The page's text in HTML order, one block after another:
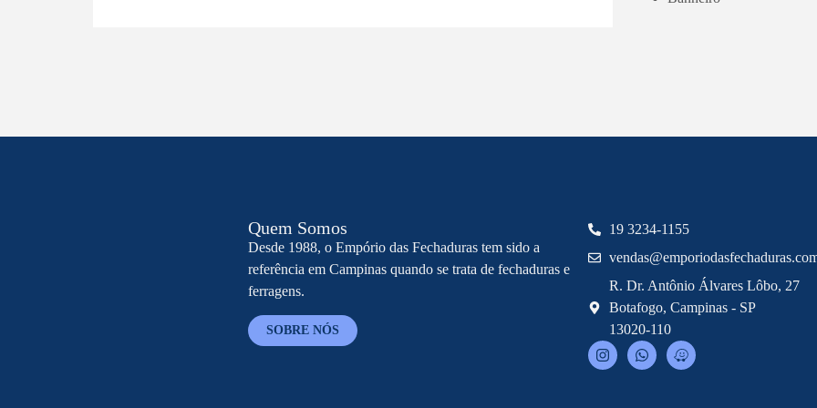
Quem Somos
Desde 1988, o Empório das Fechaduras tem sido a
referência em Campinas quando se trata de fechaduras e
ferragens.
SOBRE NÓS
19 3234-1155
R. Dr. Antônio Álvares Lôbo, 27
Botafogo, Campinas - SP
13020-110